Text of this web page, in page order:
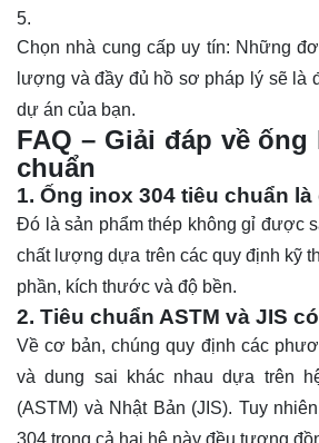
Chọn nhà cung cấp uy tín: Những
lượng và đầy đủ hồ sơ pháp lý sẽ là
dự án của bạn.
FAQ – Giải đáp về ống
chuẩn
1. Ống inox 304 tiêu chuẩn là
Đó là sản phẩm thép không gỉ được
chất lượng dựa trên các quy định kỹ
phần, kích thước và độ bền.
2. Tiêu chuẩn ASTM và JIS
Về cơ bản, chúng quy định các
và dung sai khác nhau dựa trên
(ASTM) và Nhật Bản (JIS). Tuy